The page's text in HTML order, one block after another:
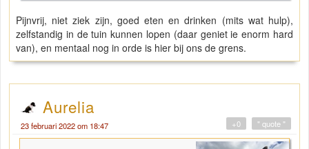
Pijnvrij, niet ziek zijn, goed eten en drinken (mits wat hulp),
zelfstandig in de tuin kunnen lopen (daar geniet ie enorm hard
van), en mentaal nog in orde is hier bij ons de grens.
Aurelia
23 februari 2022 om 18:47 " quote "
+0